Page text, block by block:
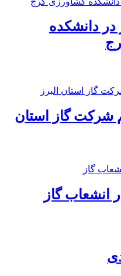
دانشکده
شرکت گاز استان
انشعاب گاز